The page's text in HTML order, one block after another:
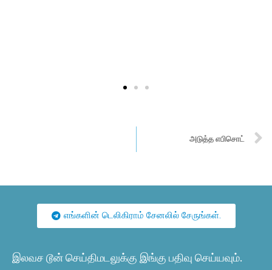
அடுத்த எபிசொட்
எங்களின் டெலிகிராம் சேனலில் சேருங்கள்.
இலவச டூன் செய்திமடலுக்கு இங்கு பதிவு செய்யவும்.